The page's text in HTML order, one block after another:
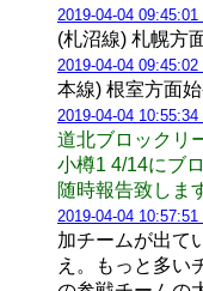
2019-04-04 09:45:01
(札沼線) 札幌方
2019-04-04 09:45:02
本線) 根室方面
2019-04-04 10:55:34
道北ブロックリ
小樽1 4/14にブ
随時報告致しま
2019-04-04 10:57:51
加チームが出て
え。もっと多い